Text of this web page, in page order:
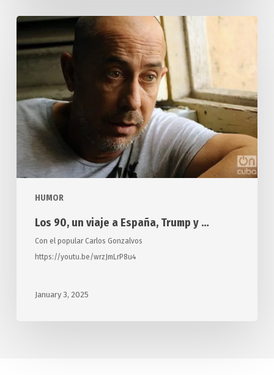
HUMOR
Los
90,
un
España,
Trump
Los 90, un viaje a España, Trump y …
Con el popular Carlos Gonzalvos
https://youtu.be/wrzJmLrP8u4
January 3, 2025